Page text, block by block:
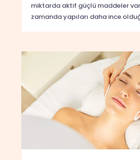
miktarda aktif güçlü maddeler
zamanda yapıları daha ince